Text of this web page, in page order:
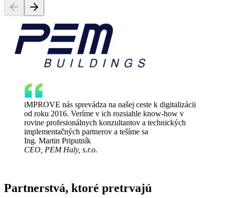
iMPROVE nás sprevádza na našej ceste k digitalizácii
od roku 2016. Veríme v ich rozsiahle know-how v
rovine profesionálnych konzultantov a technických
implementačných partnerov a tešíme sa
Ing. Martin Priputník
CEO, PEM Haly, s.r.o.
Partnerstvá, ktoré pretrvajú